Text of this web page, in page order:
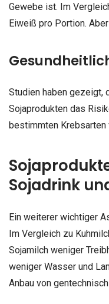
Gewebe ist. Im
Eiweiß pro Portion.
Studien haben gezeigt,
Sojaprodukten das
bestimmten Krebsarten
Sojadrink
Ein weiterer wichtiger
Im Vergleich zu
Sojamilch weniger
weniger Wasser und
Anbau von